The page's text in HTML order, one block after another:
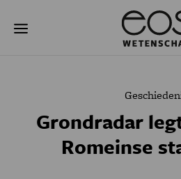
naar
NATUURWETENSCHAPPEN
Grondradar
Romeinse